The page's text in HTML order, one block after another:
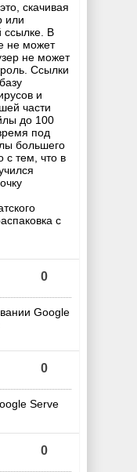
скачивая
или
ссылке. В
не может
не может
Ссылки
и
части
до 100
под
большего
с тем, что в
с
0
Google
0
Serve
0